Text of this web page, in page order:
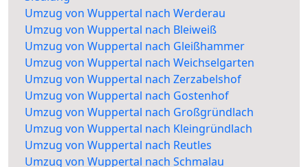
Umzug von Wuppertal nach Werderau
Umzug von Wuppertal nach Bleiweiß
Umzug von Wuppertal nach Gleißhammer
Umzug von Wuppertal nach Weichselgarten
Umzug von Wuppertal nach Zerzabelshof
Umzug von Wuppertal nach Gostenhof
Umzug von Wuppertal nach Großgründlach
Umzug von Wuppertal nach Kleingründlach
Umzug von Wuppertal nach Reutles
Umzug von Wuppertal nach Schmalau